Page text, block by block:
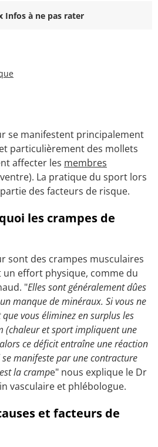
Infos à ne pas rater
se manifestent principalement
particulièrement des mollets
affecter les membres
La pratique du sport lors
des facteurs de risque.
les crampes de
sont des crampes musculaires
effort physique, comme du
"Elles sont généralement dûes
manque de minéraux. Si vous ne
vous éliminez en surplus les
(chaleur et sport impliquent une
ce déficit entraîne une réaction
manifeste par une contracture
la crampe" nous explique le Dr
vasculaire et phlébologue.
et facteurs de